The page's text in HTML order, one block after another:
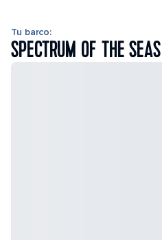
Tu barco:
SPECTRUM OF THE SEAS